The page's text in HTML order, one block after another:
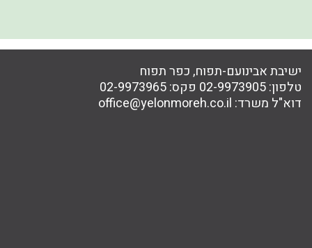
ישיבת אבינועם-תפוח, כפר תפוח
טלפון:02-9973905 פקס:02-9973965
דוא"ל משרד: office@yelonmoreh.co.il